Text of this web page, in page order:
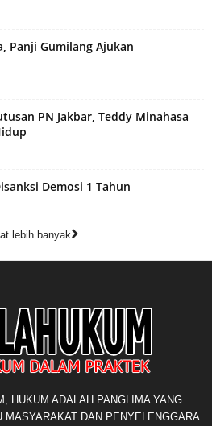
Panji Gumilang Ajukan
PN Jakbar, Teddy Minahasa
Demosi 1 Tahun
lebih banyak
HUKUM ADALAH PANGLIMA YANG
MASYARAKAT DAN PENYELENGGARA